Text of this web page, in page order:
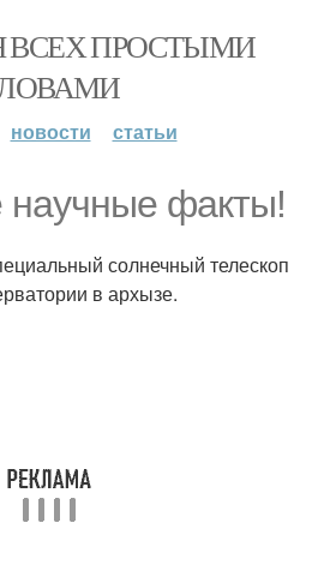
ВСЕХ ПРОСТЫМИ
новости статьи
научные факты!
солнечный телескоп
в архызе.